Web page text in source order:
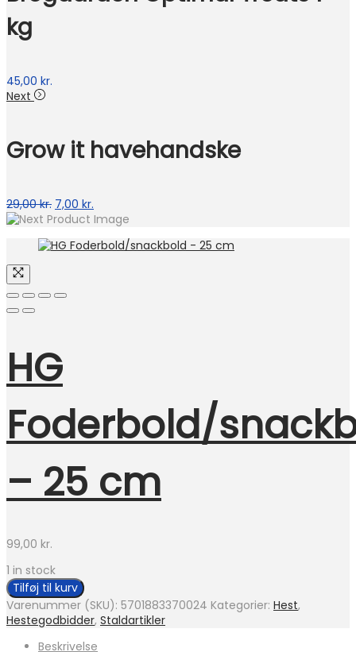
kg
45,00 kr.
Next
Grow it havehandske
29,00kr. Den
oprindelige
var:
7,00 kr.
aktuelle
er:
HG
Foderbold/
– 25 cm
99,00 kr.
1 in stock
Tilføj til kurv
Varenummer (SKU): 5701883370024 Kategorier: Hest,
Hestegodbidder, Staldartikler
Beskrivelse